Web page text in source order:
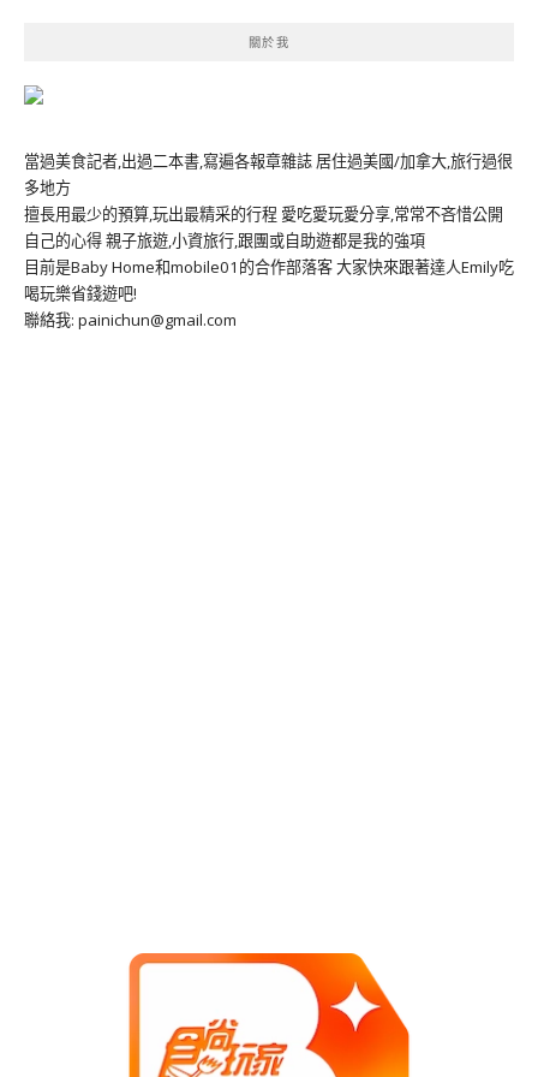
關於我
當過美食記者,出過二本書,寫遍各報章雜誌 居住過美國/加拿大,旅行過很
多地方
擅長用最少的預算,玩出最精采的行程 愛吃愛玩愛分享,常常不吝惜公開
自己的心得 親子旅遊,小資旅行,跟團或自助遊都是我的強項
目前是Baby Home和mobile01的合作部落客 大家快來跟著達人Emily吃
喝玩樂省錢遊吧!
聯絡我: painichun@gmail.com